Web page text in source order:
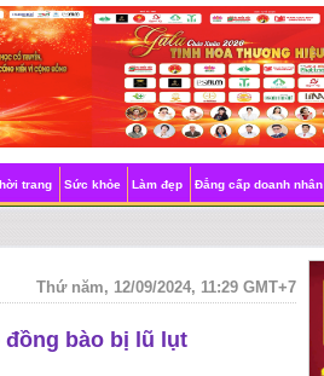
trang Sức khỏe Làm đẹp Đẳng cấp doanh nhân
Thứ năm, 12/09/2024, 11:29 GMT+7
đồng bào bị lũ lụt